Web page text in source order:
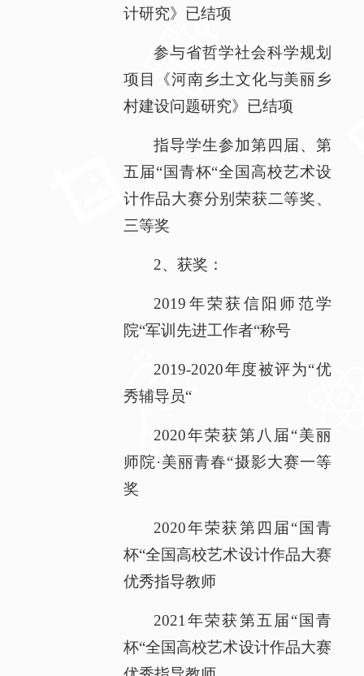
计研究》已结项
参与省哲学社会科学规划
项目《河南乡土文化与美丽乡
村建设问题研究》已结项
指导学生参加第四届、第
五届“国青杯“全国高校艺术设
计作品大赛分别荣获二等奖、
三等奖
2、获奖：
2019年荣获信阳师范学
院“军训先进工作者“称号
2019-2020年度被评为“优
秀辅导员“
2020年荣获第八届“美丽
师院·美丽青春“摄影大赛一等
奖
2020年荣获第四届“国青
杯“全国高校艺术设计作品大赛
优秀指导教师
2021年荣获第五届“国青
杯“全国高校艺术设计作品大赛